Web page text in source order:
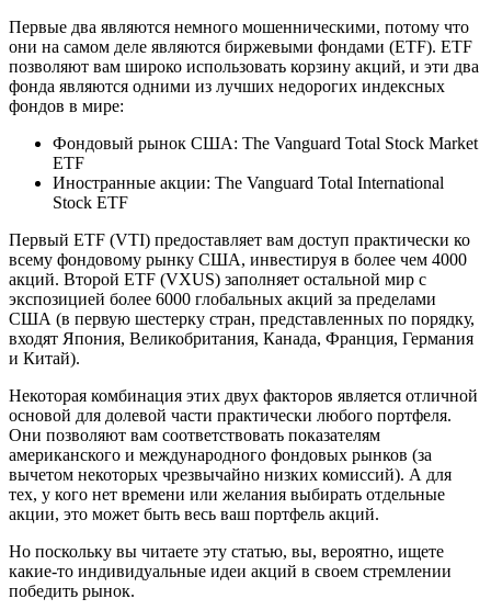
Первые два являются немного мошенническими, потому что
они на самом деле являются биржевыми фондами (ETF). ETF
позволяют вам широко использовать корзину акций, и эти два
фонда являются одними из лучших недорогих индексных
фондов в мире:
Фондовый рынок США: The Vanguard Total Stock Market
ETF
Иностранные акции: The Vanguard Total International
Stock ETF
Первый ETF (VTI) предоставляет вам доступ практически ко
всему фондовому рынку США, инвестируя в более чем 4000
акций. Второй ETF (VXUS) заполняет остальной мир с
экспозицией более 6000 глобальных акций за пределами
США (в первую шестерку стран, представленных по порядку,
входят Япония, Великобритания, Канада, Франция, Германия
и Китай).
Некоторая комбинация этих двух факторов является отличной
основой для долевой части практически любого портфеля.
Они позволяют вам соответствовать показателям
американского и международного фондовых рынков (за
вычетом некоторых чрезвычайно низких комиссий). А для
тех, у кого нет времени или желания выбирать отдельные
акции, это может быть весь ваш портфель акций.
Но поскольку вы читаете эту статью, вы, вероятно, ищете
какие-то индивидуальные идеи акций в своем стремлении
победить рынок.